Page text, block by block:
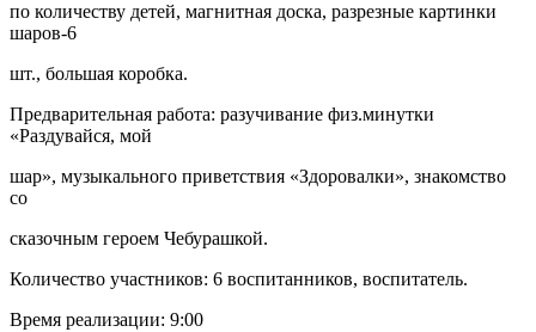
по количеству детей, магнитная доска, разрезные картинки
шаров-6
шт., большая коробка.
Предварительная работа: разучивание физ.минутки
«Раздувайся, мой
шар», музыкального приветствия «Здоровалки», знакомство
со
сказочным героем Чебурашкой.
Количество участников: 6 воспитанников, воспитатель.
Время реализации: 9:00